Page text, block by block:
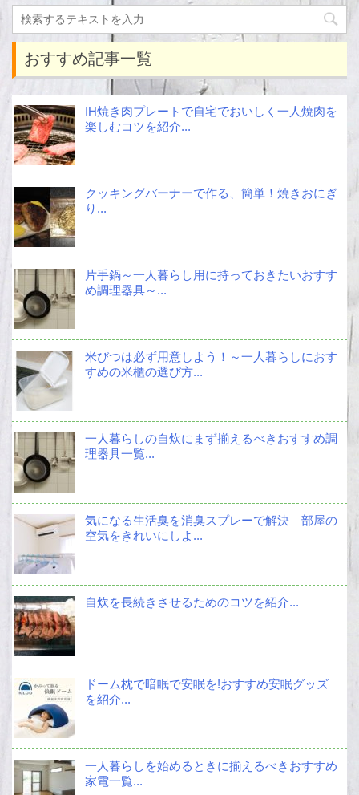
おすすめ記事一覧
IH焼き肉プレートで自宅でおいしく一人焼肉を
楽しむコツを紹介...
クッキングバーナーで作る、簡単！焼きおにぎ
り...
片手鍋～一人暮らし用に持っておきたいおすす
め調理器具～...
米びつは必ず用意しよう！～一人暮らしにおす
すめの米櫃の選び方...
一人暮らしの自炊にまず揃えるべきおすすめ調
理器具一覧...
気になる生活臭を消臭スプレーで解決 部屋の
空気をきれいにしよ...
自炊を長続きさせるためのコツを紹介...
ドーム枕で暗眠で安眠を!おすすめ安眠グッズ
を紹介...
一人暮らしを始めるときに揃えるべきおすすめ
家電一覧...